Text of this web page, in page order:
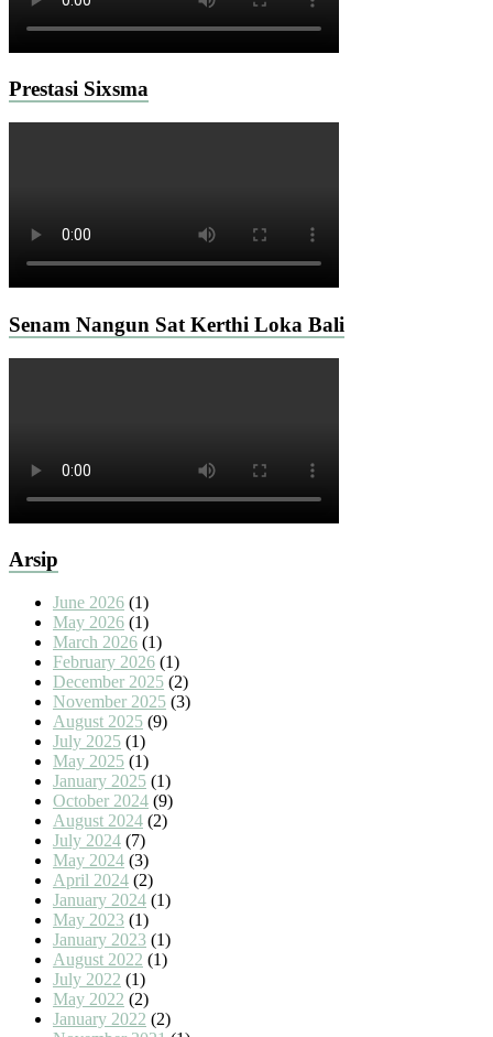
Prestasi Sixsma
Senam Nangun Sat Kerthi Loka Bali
Arsip
June 2026 (1)
May 2026 (1)
March 2026 (1)
February 2026 (1)
December 2025 (2)
November 2025 (3)
August 2025 (9)
July 2025 (1)
May 2025 (1)
January 2025 (1)
October 2024 (9)
August 2024 (2)
July 2024 (7)
May 2024 (3)
April 2024 (2)
January 2024 (1)
May 2023 (1)
January 2023 (1)
August 2022 (1)
July 2022 (1)
May 2022 (2)
January 2022 (2)